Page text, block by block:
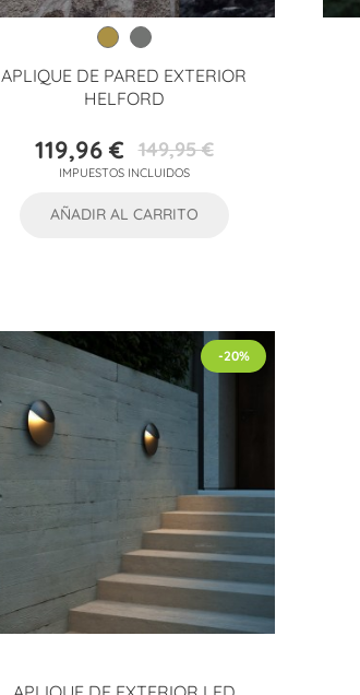
APLIQUE DE PARED EXTERIOR
HELFORD
Precio
119,96 €Precio
base
149,95 €
IMPUESTOS INCLUIDOS
AÑADIR AL CARRITO
-20%